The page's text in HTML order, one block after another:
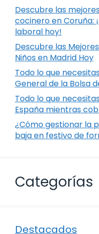
Descubre las
cocinero en Coruña:
laboral hoy!
Descubre las
Niños en Madrid Hoy
Todo lo que
General de la Bolsa
Todo lo que
España mientras
¿Cómo gestionar la
baja en festivo de
Categorías
Destacados